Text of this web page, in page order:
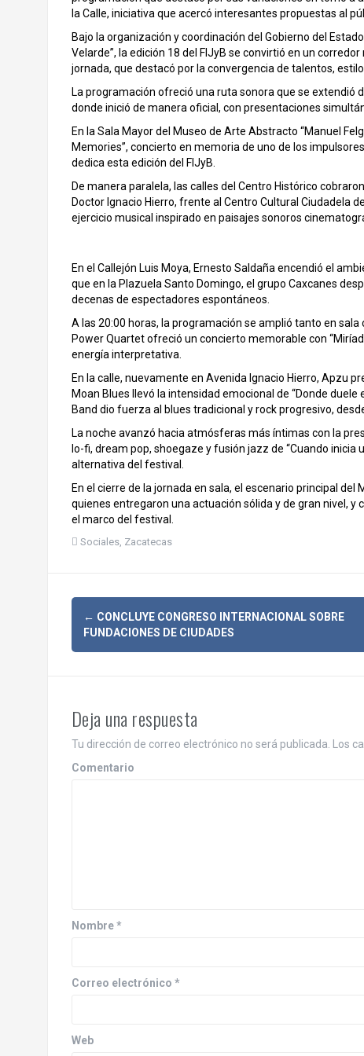
la Calle, iniciativa que acercó interesantes propuestas al
Bajo la organización y coordinación del Gobierno del
Velarde”, la edición 18 del FIJyB se convirtió en un
jornada, que destacó por la convergencia de talentos,
La programación ofreció una ruta sonora que se extendió
donde inició de manera oficial, con presentaciones
En la Sala Mayor del Museo de Arte Abstracto “Manuel
Memories”, concierto en memoria de uno de los
dedica esta edición del FIJyB.
De manera paralela, las calles del Centro Histórico
Doctor Ignacio Hierro, frente al Centro Cultural Ciudadela
ejercicio musical inspirado en paisajes sonoros
En el Callejón Luis Moya, Ernesto Saldaña encendió el
que en la Plazuela Santo Domingo, el grupo Caxcanes
decenas de espectadores espontáneos.
A las 20:00 horas, la programación se amplió tanto en
Power Quartet ofreció un concierto memorable con
energía interpretativa.
En la calle, nuevamente en Avenida Ignacio Hierro, Apzu
Moan Blues llevó la intensidad emocional de “Donde
Band dio fuerza al blues tradicional y rock progresivo,
La noche avanzó hacia atmósferas más íntimas con la
lo-fi, dream pop, shoegaze y fusión jazz de “Cuando
alternativa del festival.
En el cierre de la jornada en sala, el escenario principal
quienes entregaron una actuación sólida y de gran nivel,
el marco del festival.
Sociales, Zacatecas
N
a
e
g
a
d
e
n
← CONCLUYE CONGRESO INTERNACIONAL SOBRE
FUNDACIONES DE CIUDADES
Deja una respuesta
Tu dirección de correo electrónico no será publicada. Los
Comentario
Nombre*
Correo electrónico *
Web